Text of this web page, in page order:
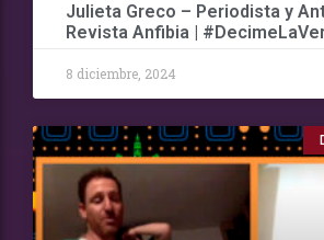
Julieta Greco – Periodista y
Revista Anfibia |
8 diciembre, 2024